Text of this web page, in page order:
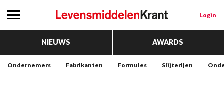
Login
NIEUWS AWARDS
Ondernemers Fabrikanten Formules Slijterijen